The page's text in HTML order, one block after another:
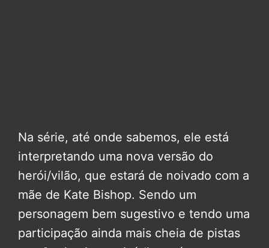
Na série, até onde sabemos, ele está
interpretando uma nova versão do
herói/vilão, que estará de noivado com a
mãe de Kate Bishop. Sendo um
personagem bem sugestivo e tendo uma
participação ainda mais cheia de pistas